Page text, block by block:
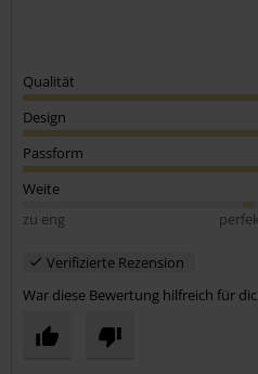
Qualität
Design
Passform
Weite
zu eng
Verifizierte Rezension
War diese Bewertung hilfreich für